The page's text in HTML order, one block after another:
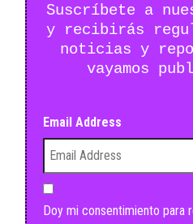
Suscríbete a
y recibirás
noticias y
vayamos
Email Address
Doy mi consentimiento para